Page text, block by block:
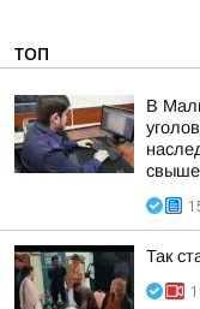
ТОП
В
Так